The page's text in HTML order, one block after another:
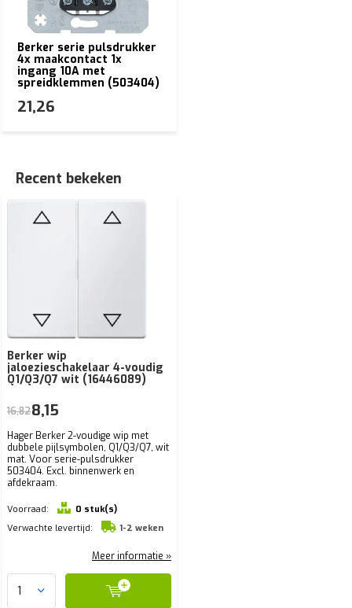
Berker serie pulsdrukker
4x maakcontact 1x
ingang 10A met
spreidklemmen (503404)
21,26
Recent bekeken
Berker wip
jaloezieschakelaar 4-voudig
Q1/Q3/Q7 wit (16446089)
Hager Berker 2-voudige wip met
dubbele pijlsymbolen, Q1/Q3/Q7, wit
mat. Voor serie-pulsdrukker
503404. Excl. binnenwerk en
afdekraam.
Voorraad:
0 stuk(s)
Verwachte levertijd:
1-2 weken
16,828,15
Meer informatie »